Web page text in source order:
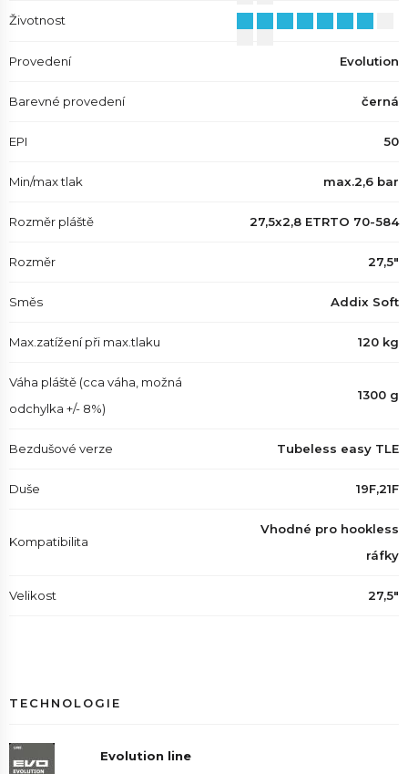
Životnost
Provedení Evolution
Barevné provedení černá
EPI 50
Min/max tlak max.2,6 bar
Rozměr pláště 27,5x2,8 ETRTO 70-584
Rozměr 27,5"
Směs Addix Soft
Max.zatížení při max.tlaku 120 kg
Váha pláště (cca váha, možná
odchylka +/- 8%)
1300 g
Bezdušové verze Tubeless easy TLE
Duše 19F,21F
Kompatibilita
Vhodné pro hookless
ráfky
Velikost 27,5"
TECHNOLOGIE
Evolution line